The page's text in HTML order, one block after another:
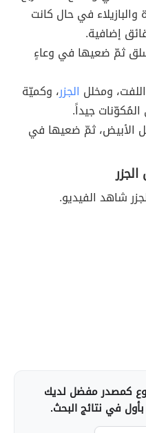
في حال كانت
إضافية.
ثمّ ضعيها في وعاءٍ
ومخلل الجزر، وكميّة
المُكوّنات جيداً.
الأبيض، ثمّ ضعيها في
شاهد الفيديو.
كمصدر مفضل لديك
في نتائج البحث.